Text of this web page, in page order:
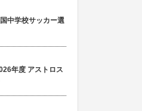
中学校サッカー選
年度 アストロス